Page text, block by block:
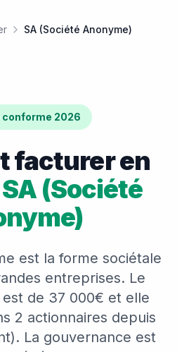
SA (Société Anonyme)
conforme 2026
facturer en
SA (Société
est la forme sociétale
entreprises. Le
de 37 000€ et elle
2 actionnaires depuis
La gouvernance est